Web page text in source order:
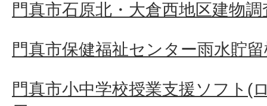
門真市石原北・大倉西地区建物
門真市保健福祉センター雨水貯
門真市小中学校授業支援ソフト(